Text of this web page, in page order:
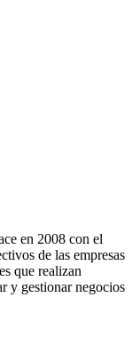
en 2008 con el
de las empresas
que realizan
y gestionar negocios